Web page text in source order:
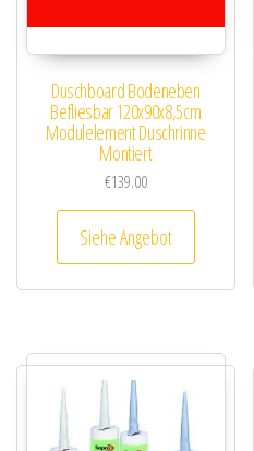
Duschboard Bodeneben
Befliesbar 120x90x8,5cm
Modulelement Duschrinne
Montiert
€139.00
Siehe Angebot